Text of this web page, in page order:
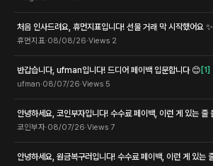
처음 인사드려요, 휴먼지표입니다! 선물 거래 막 시작했어요 ✨
휴먼지표·08/08/26·Views 2
반갑습니다, ufman입니다! 드디어 페이백 입문합니다 😊 [1]
ufman·08/07/26·Views 5
안녕하세요, 코인부자입니다! 수수료 페이백, 이런 게 있는 줄
코인부자·08/07/26·Views 7
안녕하세요, 원금복구러입니다! 수수료 페이백, 이런 게 있는